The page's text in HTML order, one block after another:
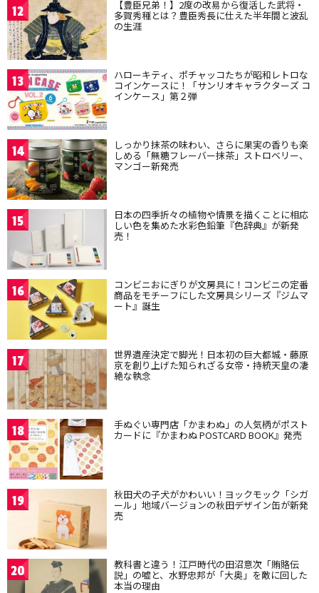
12 【豊臣兄弟！】2度の改易から復活した武将・
多賀秀種とは？豊臣秀長に仕えた半年間と波乱
の生涯
13 ハローキティ、ポチャッコたちが昭和レトロな
コインケースに！「サンリオキャラクターズ コ
インケース」第２弾
14 しっかり抹茶の味わい、さらに果実の香りも楽
しめる「無糖フレーバー抹茶」ストロベリー、
マンゴー新発売
15 日本の四季折々の植物や情景を描くことに相応
しい色を集めた水彩色鉛筆『色辞典』が新発
売！
16 コンビニおにぎりが文房具に！コンビニの定番
商品をモチーフにした文房具シリーズ『ジムマ
ート』誕生
17 世界遺産決定で脚光！日本初の巨大都城・藤原
京を創り上げた知られざる女帝・持統天皇の凄
絶な執念
18 手ぬぐい専門店「かまわぬ」の人気柄がポスト
カードに『かまわぬ POSTCARD BOOK』発売
19 秋田犬の子犬がかわいい！ヨックモック「シガ
ール」地域バージョンの秋田デザイン缶が新発
売
20 教科書と違う！江戸時代の田沼意次「賄賂伝
説」の嘘と、水野忠邦が「大奥」を敵に回した
本当の理由